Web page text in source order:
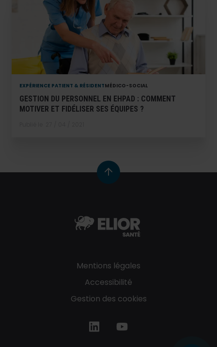
EXPÉRIENCE PATIENT & RÉSIDENTMÉDICO-SOCIAL
GESTION DU PERSONNEL EN EHPAD : COMMENT
MOTIVER ET FIDÉLISER SES ÉQUIPES ?
Mentions légales
Accessibilité
Gestion des cookies